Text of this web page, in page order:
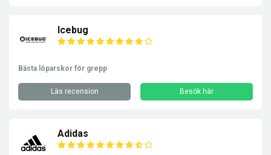
Icebug
Bästa löparskor för grepp
Läs recension Besök här
Adidas